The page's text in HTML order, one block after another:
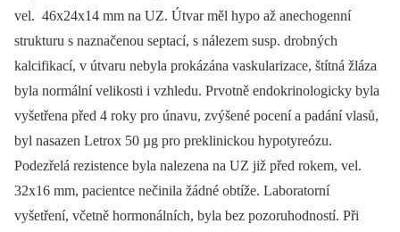
vel. 46x24x14 mm na UZ. Útvar měl hypo až anechogenní
strukturu s naznačenou septací, s nálezem susp. drobných
kalcifikací, v útvaru nebyla prokázána vaskularizace, štítná žláza
byla normální velikosti i vzhledu. Prvotně endokrinologicky byla
vyšetřena před 4 roky pro únavu, zvýšené pocení a padání vlasů,
byl nasazen Letrox 50 µg pro preklinickou hypotyreózu.
Podezřelá rezistence byla nalezena na UZ již před rokem, vel.
32x16 mm, pacientce nečinila žádné obtíže. Laboratorní
vyšetření, včetně hormonálních, byla bez pozoruhodností. Při